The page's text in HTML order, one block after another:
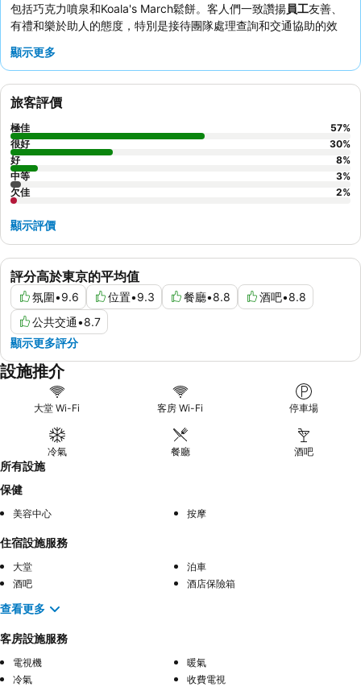
包括巧克力噴泉和Koala's March鬆餅。客人們一致讚揚員工友善、
有禮和樂於助人的態度，特別是接待團隊處理查詢和交通協助的效
和24小時貴賓廳使用權等獨家禮遇。
顯示更多
評分高於東京的平均值
氛圍•9.6 位置•9.3 餐廳•8.8 酒吧•8.8
公共交通•8.7
顯示更多評分
旅客評價
極佳 57%
很好
30%
好
8%
中等
3%
欠佳
2%
顯示評價
設施推介
大堂 Wi-Fi 客房 Wi-Fi 停車場
冷氣 餐廳 酒吧
所有設施
保健
美容中心 按摩
住宿設施服務
大堂
泊車
酒吧
酒店保險箱
查看更多
客房設施服務
電視機
暖氣
冷氣
收費電視